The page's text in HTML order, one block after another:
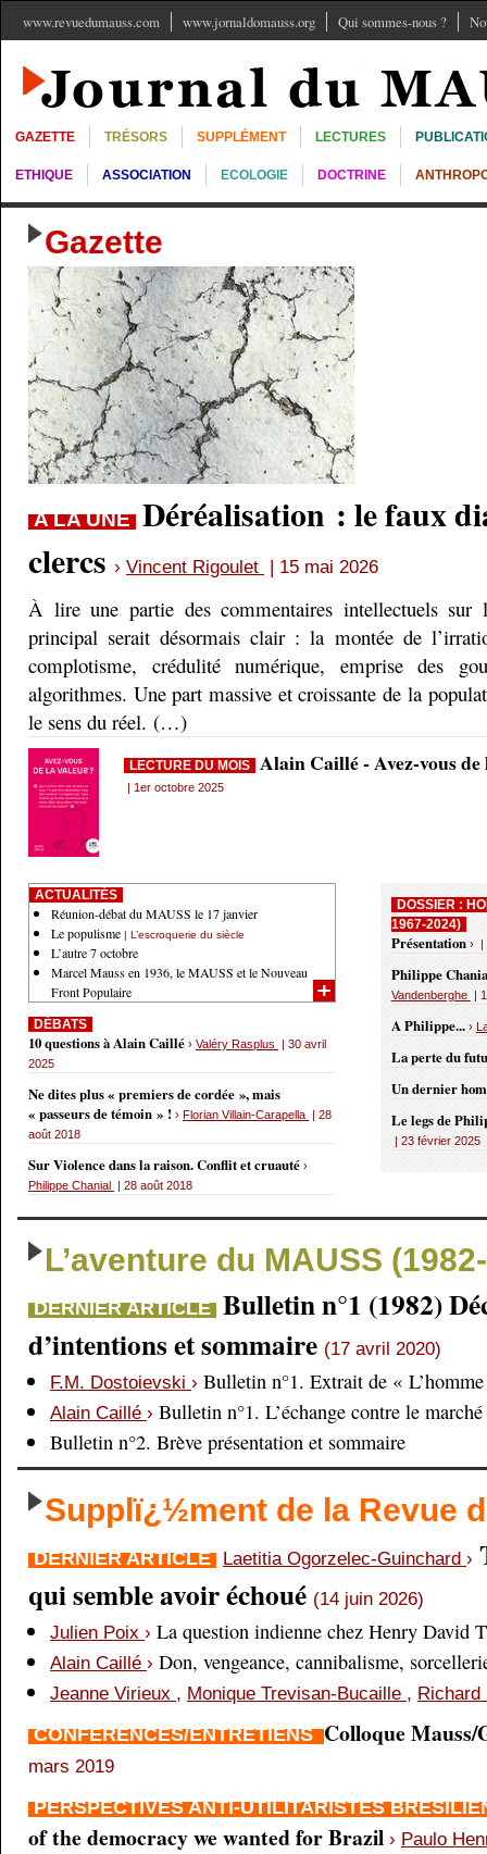
www.revuedumauss.com www.jornaldomauss.org Qui sommes-nous ?
GAZETTE TRÉSORS SUPPLÉMENT LECTURES
ETHIQUE ASSOCIATION ECOLOGIE DOCTRINE
Gazette
A LA UNE Déréalisation : le faux
clercs › Vincent Rigoulet | 15 mai 2026
À lire une partie des commentaires intellectuels sur
principal serait désormais clair : la montée de
complotisme, crédulité numérique, emprise des
algorithmes. Une part massive et croissante de la
le sens du réel. (…)
LECTURE DU MOIS Alain Caillé - Avez-vous
| 1er octobre 2025
DOSSIER :
1967-2024)
Présentation › |
Philippe
Vandenberghe |
A Philippe... ›
La perte du
Un dernier
Le legs de
| 23 février 2025
ACTUALITÉS
Réunion-débat du MAUSS le 17 janvier
Le populisme | L’escroquerie du siècle
L’autre 7 octobre
Marcel Mauss en 1936, le MAUSS et le Nouveau
Front Populaire
DÉBATS
10 questions à Alain Caillé › Valéry Rasplus
| 30 avril
2025
Ne dites plus « premiers de cordée », mais
« passeurs de témoin » ! › Florian Villain-Carapella | 28
août 2018
Sur Violence dans la raison. Conflit et cruauté ›
Philippe Chanial | 28 août 2018
L’aventure du MAUSS
DERNIER ARTICLE Bulletin n°1 (1982)
d’intentions et sommaire (17 avril 2020)
F.M. Dostoievski › Bulletin n°1. Extrait de «
Alain Caillé › Bulletin n°1. L’échange contre le marché
Bulletin n°2. Brève présentation et sommaire
Supplï¿½ment de la Revue
DERNIER ARTICLE Laetitia Ogorzelec-Guinchard ›
qui semble avoir échoué (14 juin 2026)
Julien Poix › La question indienne chez Henry David
Alain Caillé › Don, vengeance, cannibalisme,
Jeanne Virieux , Monique Trevisan-Bucaille ,
CONFÉRENCES/ENTRETIENS Colloque
mars 2019
PERSPECTIVES ANTI-UTILITARISTES
of the democracy we wanted for Brazil › Paulo